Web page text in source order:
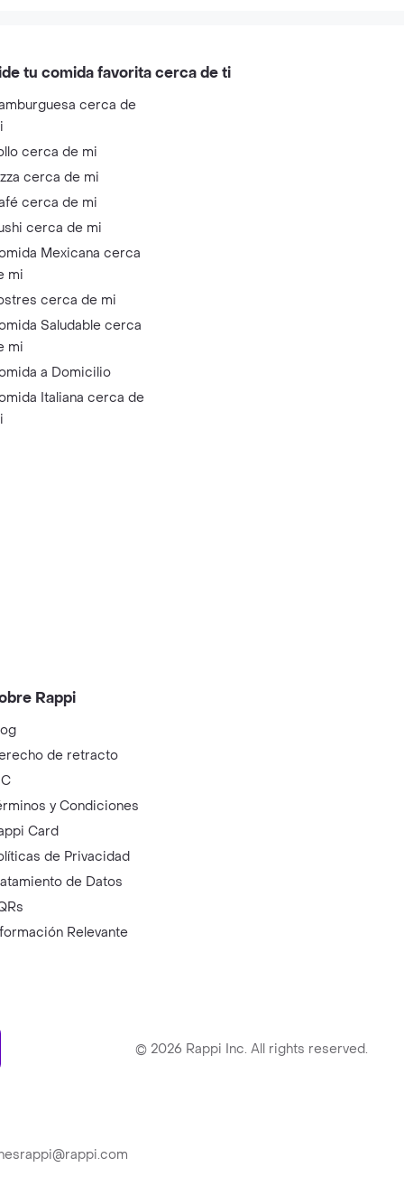
tu comida favorita cerca de ti
cerca de
cerca de mi
cerca de mi
cerca de mi
cerca de mi
Mexicana cerca
mi
cerca de mi
Saludable cerca
mi
a Domicilio
Italiana cerca de
Rappi
de retracto
y Condiciones
Card
de Privacidad
de Datos
Relevante
© 2026 Rappi Inc. All rights reserved.